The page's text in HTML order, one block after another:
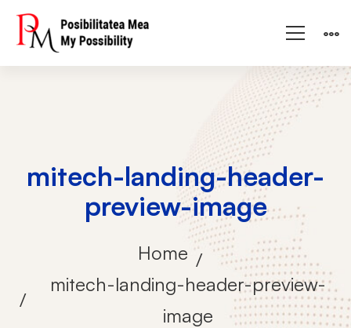
mitech-landing-header-
preview-image
Home
mitech-landing-header-preview-
image